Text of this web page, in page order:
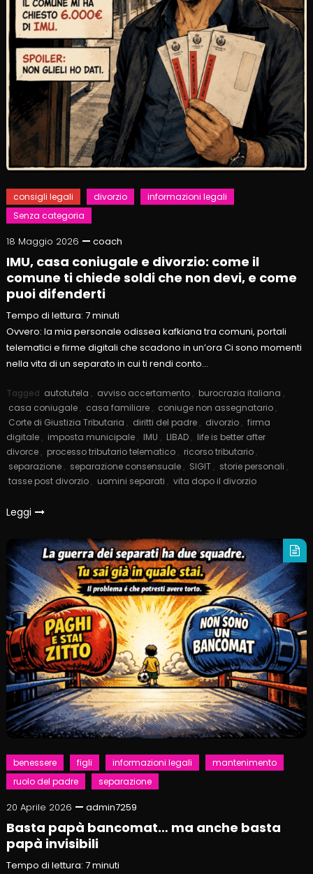
consigli legali divorzio
informazioni legali
Senza categoria
18 Maggio 2026 coach
IMU, casa coniugale e divorzio: come il
comune ti chiede soldi che non devi, e come
puoi difenderti
Tempo di lettura:7minuti
Ovvero: la mia personale odissea kafkiana tra comuni, portali
telematici e firme digitali che scadono in un’ora Ci sono momenti
nella vita di un separato in cui ti rendi conto…
Tagged autotutela , avviso accertamento , burocrazia italiana ,
casa coniugale , casa familiare , coniuge non assegnatario ,
Corte di Giustizia Tributaria , diritti del padre , divorzio , firma
digitale , imposta municipale , IMU , LIBAD , life is better after
divorce , processo tributario telematico , ricorso tributario ,
separazione , separazione consensuale , SIGIT , storie personali ,
tasse post divorzio , uomini separati , vita dopo il divorzio
Leggi
benessere figli informazioni legali
mantenimento
ruolo del padre
separazione
20 Aprile 2026 admin7259
Basta papà bancomat… ma anche basta
papà invisibili
Tempo di lettura:7minuti